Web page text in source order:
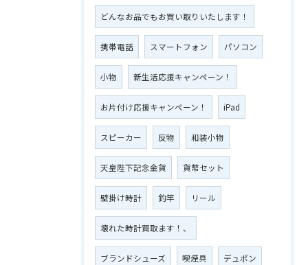
どんなお品でもお買い取りいたします！
携帯電話 スマートフォン パソコン
小物 新生活応援キャンペーン！
お片付け応援キャンペーン！ iPad
スピーカー 反物 和装小物
天皇陛下記念金貨 貨幣セット
壁掛け時計 釣竿 リール
壊れた時計買取ます！、
ブランドシューズ 喫煙具 デュポン